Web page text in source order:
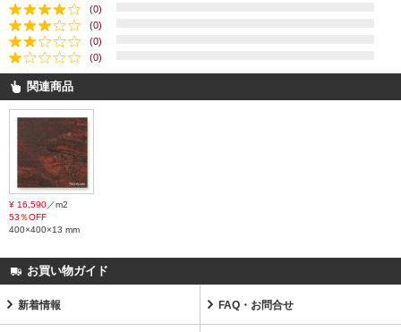
(0)
(0)
(0)
(0)
関連商品
¥ 16,590／m2
53％OFF
400×400×13 mm
お買い物ガイド
新着情報 FAQ・お問合せ